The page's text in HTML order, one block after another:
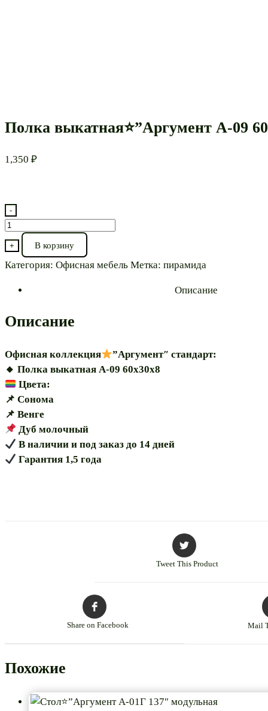
Полка выкатная⭐”Аргумент А-09
1,350 ₽
-
Количество
товара
Полка
выкатная⭐”Аргумент
модульная
+ В корзину
Категория: Офисная мебель Метка: пирамида
Описание
Описание
Офисная коллекция
”Аргумент″ стандарт:
🔸️ Полка выкатная А-09 60х30х8
Цвета:
📌 Сонома
📌 Венге
Дуб молочный
В наличии и под заказ до 14 дней
Гарантия 1,5 года
Tweet This Product
Share on Facebook Mail
Похожие